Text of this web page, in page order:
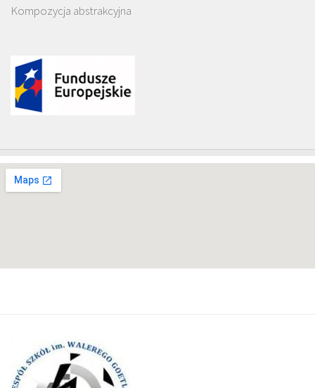
Kompozycja abstrakcyjna